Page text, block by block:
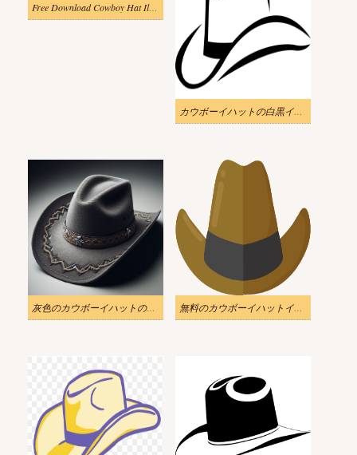
Free Download Cowboy Hat Illustration
カウボーイハットの白黒イラスト画像
灰色のカウボーイハットのイラスト 2 無料のカウボーイハットイラスト透明背景